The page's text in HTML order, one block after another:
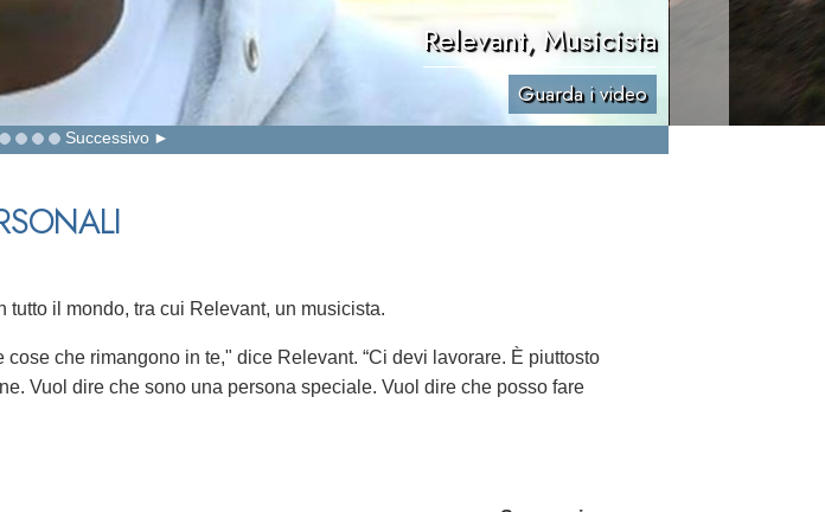
Relevant, Musicista
Guarda i video
Successivo
il mondo, tra cui Relevant, un musicista.
che rimangono in te," dice Relevant. “Ci devi lavorare. È piuttosto
Vuol dire che sono una persona speciale. Vuol dire che posso fare